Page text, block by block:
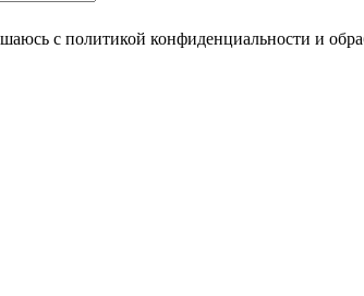
с политикой конфиденциальности и